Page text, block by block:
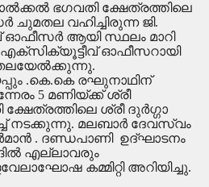
ഭഗവതി ക്ഷേത്രത്തിലെ
വഹിച്ചിരുന്ന ജി.
ഓഫീസർ ആയി സ്ഥലം മാറി
ഓഫീസറായി
.കെ.കെ രഘുനാഥിന്
5 മണിയ്ക്ക് ശ്രീ
ശ്രീ ദുർഗ്ഗാ
നടക്കുന്നു. മലബാർ ദേവസ്വം
. ദണ്ഡപാണി ഉദ്ഘാടനം
എല്ലാവരും
കമ്മിറ്റി അറിയിച്ചു.